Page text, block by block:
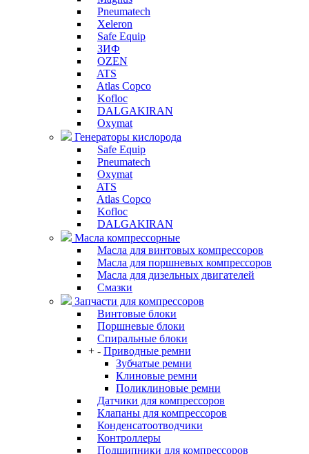
Pneumatech
Xeleron
Safe Equip
ЗИФ
OZEN
ATS
Atlas Copco
Kofloc
DALGAKIRAN
Oxymat
Генераторы кислорода
Safe Equip
Pneumatech
Oxymat
ATS
Atlas Copco
Kofloc
DALGAKIRAN
Масла компрессорные
Масла для винтовых компрессоров
Масла для поршневых компрессоров
Масла для дизельных двигателей
Смазки
Запчасти для компрессоров
Винтовые блоки
Поршневые блоки
Спиральные блоки
+ - Приводные ремни
Зубчатые ремни
Клиновые ремни
Поликлиновые ремни
Датчики для компрессоров
Клапаны для компрессоров
Конденсатоотводчики
Контроллеры
Подшипники для компрессоров